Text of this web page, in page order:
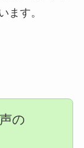
ます。
の